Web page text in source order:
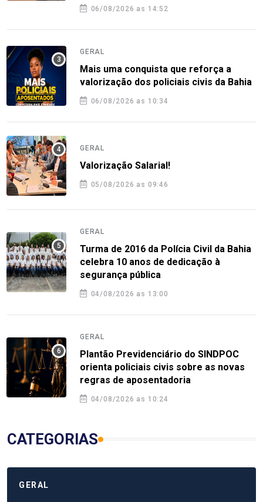
06/08/2026 as 14:52
GERAL
Mais uma conquista que reforça a
valorização dos policiais civis da Bahia
06/08/2026 as 10:34
GERAL
Valorização Salarial!
05/08/2026 as 09:46
GERAL
Turma de 2016 da Polícia Civil da Bahia
celebra 10 anos de dedicação à
segurança pública
04/08/2026 as 13:00
GERAL
Plantão Previdenciário do SINDPOC
orienta policiais civis sobre as novas
regras de aposentadoria
04/08/2026 as 10:24
CATEGORIAS
GERAL